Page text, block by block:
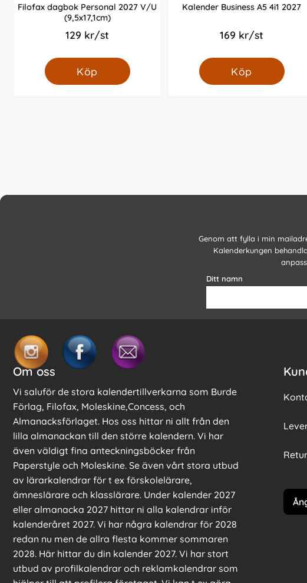
Filofax dagbok Personal 2027 V/U
(9,5x17,1cm)
129 kr/st
Köp
Kalender Business A5 4i1 2027
169 kr/st
Köp
Genom att fylla i min
Kalenderkungen
Ditt namn
Om oss
Vi saluför de stora kalendertillverkarna som Burde
Förlag, Filofax, Moleskine,Concess, och
Almanacksförlaget. Hos oss hittar ni allt från den
lilla almanackan till den större kalendern. Vi har
även väldigt fina anteckningsböcker från
Paperstyle och Moleskine. Se även vårt stora utbud
av lärarkalendrar för t ex förskolelärare,
ämneslärare och klasslärare. Under kalender 2027
eller almanacka 2027 hittar ni alla kalendrar inför
kalenderåret 2027. Vi har några kalendrar för 2028
redan nu men de allra flesta kommer sommaren
2028. Här hittar du din kalender 2027. Vi har stort
utbud av profilkalendrar och reklamkalendrar som
Retur